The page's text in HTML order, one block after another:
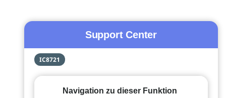
Support Center
IC8721
Navigation zu dieser Funktion